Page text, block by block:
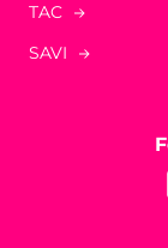
TAC
SAVI